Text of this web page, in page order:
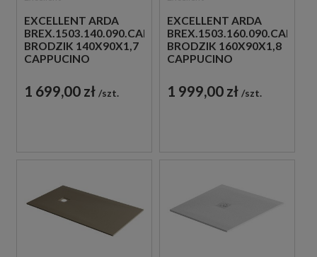
EXCELLENT ARDA
BREX.1503.140.090.CAN
BRODZIK 140X90X1,7
CAPPUCINO
1 699,00 zł szt.
EXCELLENT ARDA
BREX.1503.160.090.CAN
BRODZIK 160X90X1,8
CAPPUCINO
1 999,00 zł szt.